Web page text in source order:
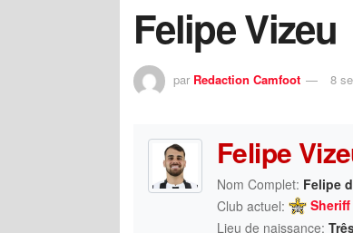
Felipe Vizeu
par Redaction Camfoot 8
Felipe
Nom Complet: Felipe
Club actuel:
Lieu de naissance: